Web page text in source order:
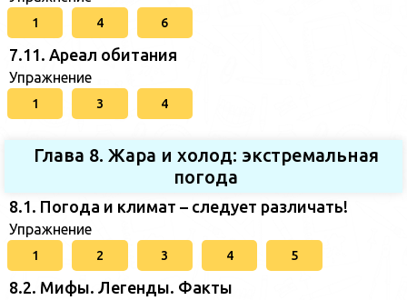
1 4 6
7.11. Ареал обитания
Упражнение
1 3 4
Глава 8. Жара и холод: экстремальная
погода
8.1. Погода и климат – следует различать!
Упражнение
1 2 3 4 5
8.2. Мифы. Легенды. Факты